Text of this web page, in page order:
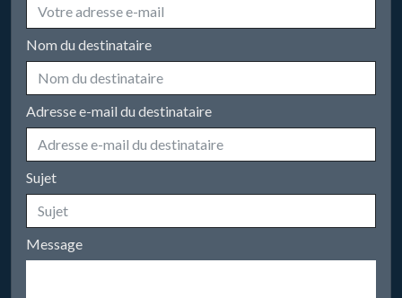
Nom du destinataire
Adresse e-mail du destinataire
Sujet
Message